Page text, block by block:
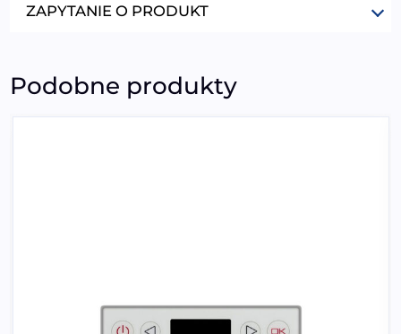
ZAPYTANIE O PRODUKT
Podobne produkty